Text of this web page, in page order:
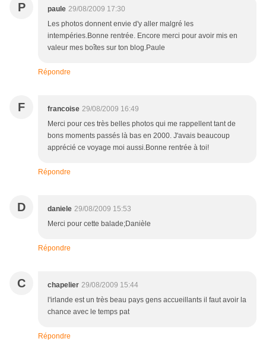
P paule 29/08/2009 17:30
Les photos donnent envie d'y aller malgré les
intempéries.Bonne rentrée. Encore merci pour avoir mis en
valeur mes boîtes sur ton blog.Paule
Répondre
F francoise 29/08/2009 16:49
Merci pour ces très belles photos qui me rappellent tant de
bons moments passés là bas en 2000. J'avais beaucoup
apprécié ce voyage moi aussi.Bonne rentrée à toi!
Répondre
D daniele 29/08/2009 15:53
Merci pour cette balade;Danièle
Répondre
C chapelier 29/08/2009 15:44
l'irlande est un très beau pays gens accueillants il faut avoir la
chance avec le temps pat
Répondre